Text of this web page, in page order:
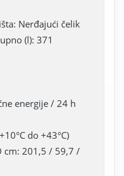
Nerđajući čelik
(l): 371
energije / 24 h
do +43°C)
cm: 201,5 / 59,7 /